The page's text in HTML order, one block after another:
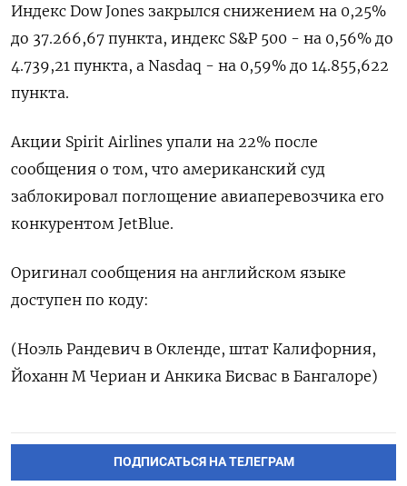
Индекс Dow Jones закрылся снижением на 0,25%
до 37.266,67 пункта, индекс S&P 500 - на 0,56% до
4.739,21 пункта​, а ​Nasdaq - на 0,59% до 14.855,622
пункта​.
Акции Spirit Airlines упали на 22% после
сообщения о том, что американский суд
заблокировал поглощение авиаперевозчика его
конкурентом JetBlue.
Оригинал сообщения на английском языке
доступен по коду:
(Ноэль Рандевич в Окленде, штат Калифорния,
Йоханн М Чериан и Анкика Бисвас в Бангалоре)
ПОДПИСАТЬСЯ НА ТЕЛЕГРАМ